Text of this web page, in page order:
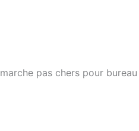
pas chers pour bureau